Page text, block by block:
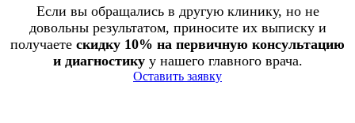
Если вы обращались в другую клинику, но не
довольны результатом, приносите их выписку и
получаете скидку 10% на первичную консультацию
и диагностикуу нашего главного врача.
Оставить заявку